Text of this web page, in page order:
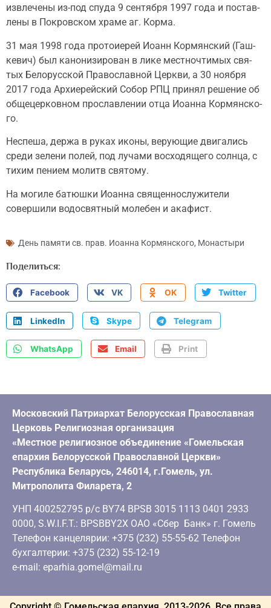
извлечены из-под спу­да 9 сен­тяб­ря 1997 го­да и по­став­
ле­ны в По­кров­ском хра­ме аг. Кор­ма.
31 мая 1998 го­да про­то­и­е­рей Иоанн Кор­мян­ский (Гаш­
ке­вич) был ка­но­ни­зи­ро­ван в ли­ке мест­но­чти­мых свя­
тых Бе­ло­рус­ской Пра­во­слав­ной Церк­ви, а 30 но­яб­ря
2017 го­да Ар­хи­ерей­ский Со­бор РПЦ при­нял ре­ше­ние об
об­ще­цер­ков­ном про­слав­ле­нии от­ца Иоан­на Кор­мян­ско­
го.
Неспеша, держа в руках иконы, верующие двигались
среди зелени полей, под лучами восходящего солнца, с
тихим пением молитв святому.
На могиле батюшки Иоанна священнослужители
совершили водосвятный молебен и акафист.
День памяти св. прав. Иоанна Кормянского, Монастыри
Поделиться:
Facebook VK OK Twitter
LinkedIn Skype Telegram
WhatsApp Email Print
Московский Патриархат Белорусская Православная
Церковь Религиозная организация
«Местное религиозное объединение «Гомельская
епархия Белорусской Православной Церкви»
Республика Беларусь, 246014, г.Гомель, ул.
Митрополита Филарета, 2
УНП 400252795 р/с BY74 BPSB 3015 1113 0401 2933
0000, S.W.I.F.T.: BPSBBY2X ОАО «Сбер Банк» г. Гомель
Телефон канцелярии: +375 (232) 55-55-62 Телефон
бухгалтерии: +375 (232) 55-12-19
e-mail: eparhia.gomel@mail.ru